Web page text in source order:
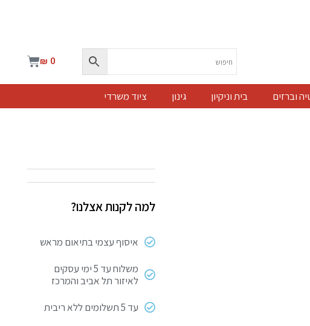
₪ 0
עגלת
וברזים בית וניקיון גינון ציוד משרדי
למה לקנות אצלנו?
איסוף עצמי בתיאום מראש
משלוח עד 5 ימי עסקים
לאיזור תל אביב והמרכז
עד 5 תשלומים ללא ריבית